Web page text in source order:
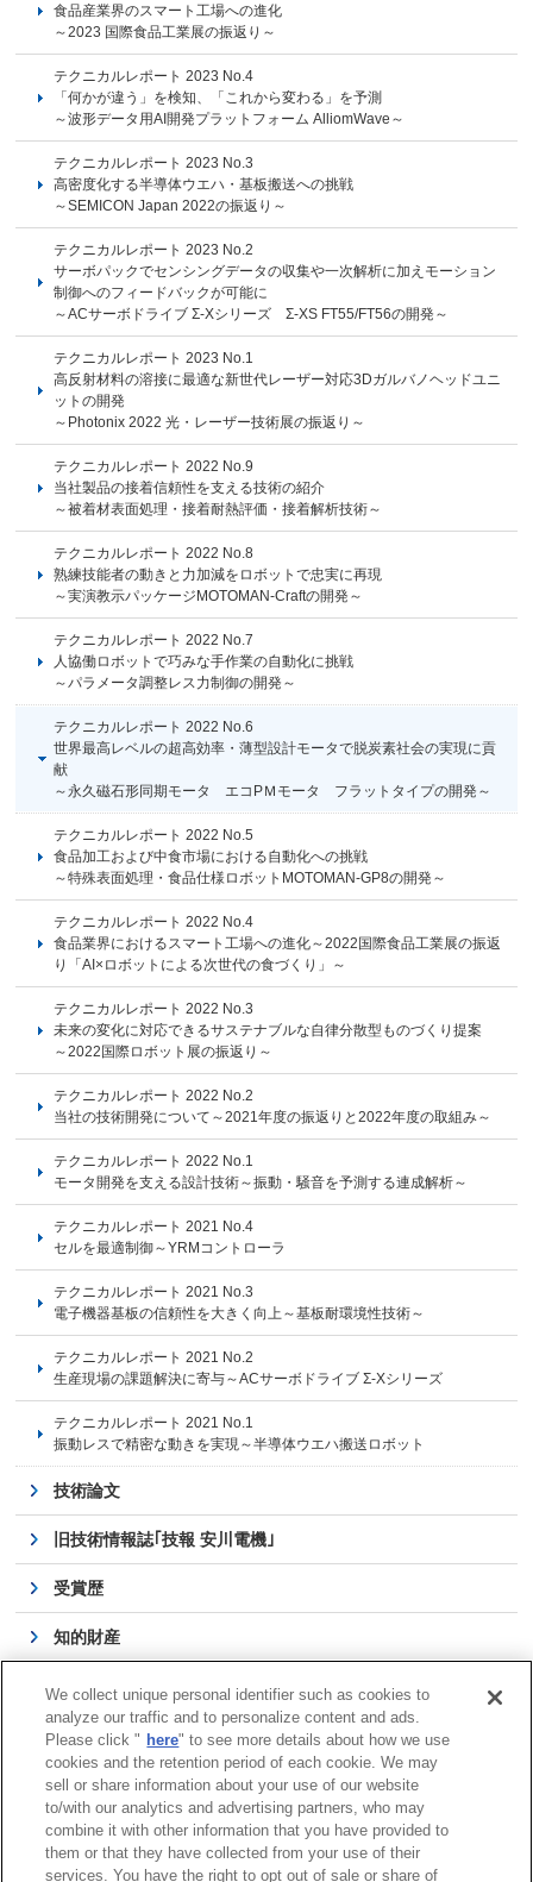
食品産業界のスマート工場への進化
～2023 国際食品工業展の振返り～
テクニカルレポート 2023 No.4
「何かが違う」を検知、「これから変わる」を予測
～波形データ用AI開発プラットフォーム AlliomWave～
テクニカルレポート 2023 No.3
高密度化する半導体ウエハ・基板搬送への挑戦
～SEMICON Japan 2022の振返り～
テクニカルレポート 2023 No.2
サーボパックでセンシングデータの収集や一次解析に加えモーション
制御へのフィードバックが可能に
～ACサーボドライブ Σ-Xシリーズ Σ-XS FT55/FT56の開発～
テクニカルレポート 2023 No.1
高反射材料の溶接に最適な新世代レーザー対応3Dガルバノヘッドユニ
ットの開発
～Photonix 2022 光・レーザー技術展の振返り～
テクニカルレポート 2022 No.9
当社製品の接着信頼性を支える技術の紹介
～被着材表面処理・接着耐熱評価・接着解析技術～
テクニカルレポート 2022 No.8
熟練技能者の動きと力加減をロボットで忠実に再現
～実演教示パッケージMOTOMAN-Craftの開発～
テクニカルレポート 2022 No.7
人協働ロボットで巧みな手作業の自動化に挑戦
～パラメータ調整レス力制御の開発～
テクニカルレポート 2022 No.6
世界最高レベルの超高効率・薄型設計モータで脱炭素社会の実現に貢
献
～永久磁石形同期モータ エコPＭモータ フラットタイプの開発～
テクニカルレポート 2022 No.5
食品加工および中食市場における自動化への挑戦
～特殊表面処理・食品仕様ロボットMOTOMAN-GP8の開発～
テクニカルレポート 2022 No.4
食品業界におけるスマート工場への進化～2022国際食品工業展の振返
り「AI×ロボットによる次世代の食づくり」～
テクニカルレポート 2022 No.3
未来の変化に対応できるサステナブルな自律分散型ものづくり提案
～2022国際ロボット展の振返り～
テクニカルレポート 2022 No.2
当社の技術開発について～2021年度の振返りと2022年度の取組み～
テクニカルレポート 2022 No.1
モータ開発を支える設計技術～振動・騒音を予測する連成解析～
テクニカルレポート 2021 No.4
セルを最適制御～YRMコントローラ
テクニカルレポート 2021 No.3
電子機器基板の信頼性を大きく向上～基板耐環境性技術～
テクニカルレポート 2021 No.2
生産現場の課題解決に寄与～ACサーボドライブ Σ-Xシリーズ
テクニカルレポート 2021 No.1
振動レスで精密な動きを実現～半導体ウエハ搬送ロボット
技術論文
旧技術情報誌｢技報 安川電機｣
受賞歴
知的財産
当社立案の国際規格
公的研究費の運営・管理
技術物語
We collect unique personal identifier such as cookies to
analyze our traffic and to personalize content and ads.
Please click " here" to see more details about how we use
cookies and the retention period of each cookie. We may
sell or share information about your use of our website
to/with our analytics and advertising partners, who may
combine it with other information that you have provided to
them or that they have collected from your use of their
services. You have the right to opt out of sale or share of